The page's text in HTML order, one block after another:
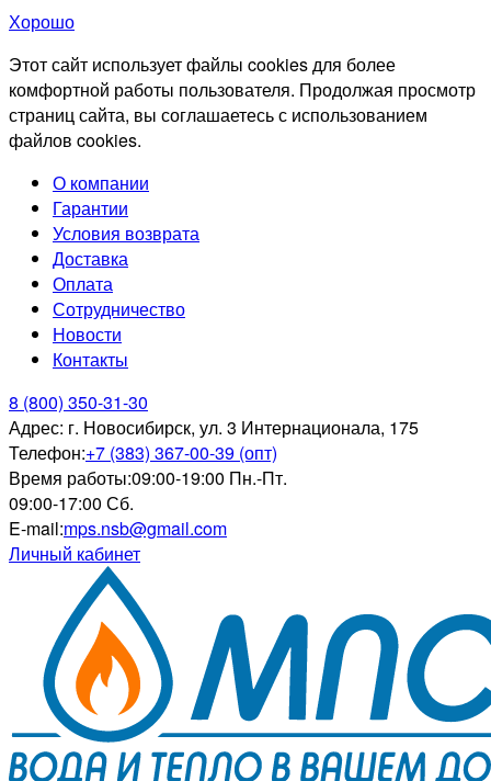
Хорошо
Этот сайт использует файлы cookies для более
комфортной работы пользователя. Продолжая просмотр
страниц сайта, вы соглашаетесь с использованием
файлов cookies.
О компании
Гарантии
Условия возврата
Доставка
Оплата
Сотрудничество
Новости
Контакты
8 (800) 350-31-30
Адрес: г. Новосибирск, ул. 3 Интернационала, 175
Телефон:+7 (383) 367-00-39 (опт)
Время работы:09:00-19:00 Пн.-Пт.
09:00-17:00 Сб.
E-mail:mps.nsb@gmail.com
Личный кабинет